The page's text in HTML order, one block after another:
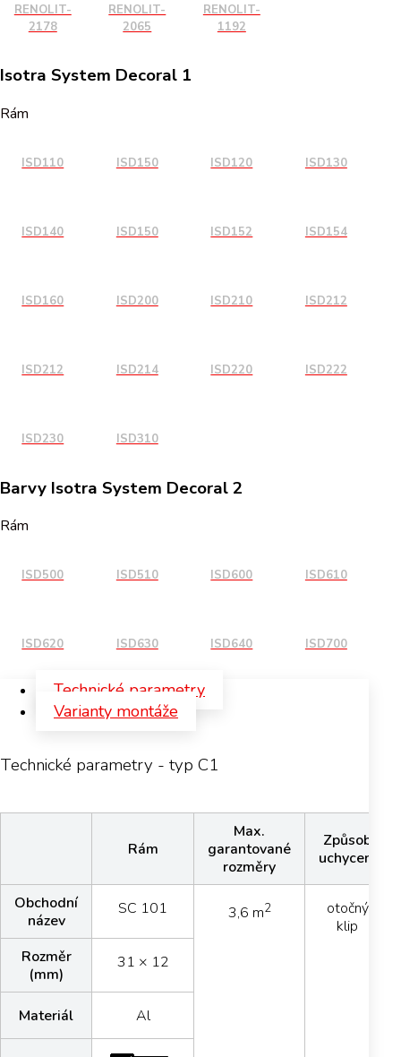
RENOLIT-
2178
RENOLIT-
2065
RENOLIT-
1192
Isotra System Decoral 1
Rám
ISD110 ISD150 ISD120 ISD130
ISD140 ISD150 ISD152 ISD154
ISD160 ISD200 ISD210 ISD212
ISD212 ISD214 ISD220 ISD222
ISD230 ISD310
Barvy Isotra System Decoral 2
Rám
ISD500 ISD510 ISD600 ISD610
ISD620 ISD630 ISD640 ISD700
Technické parametry
Varianty montáže
Technické parametry - typ C1
Rám
Max.
garantované
rozměry
Způsob
uchycení
Obchodní
název
SC 101 3,6 m2
otočný
klip
Rozměr
(mm)
31 × 12
Materiál Al